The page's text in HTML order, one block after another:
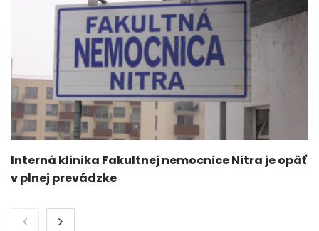
Interná klinika Fakultnej nemocnice Nitra je opäť
v plnej prevádzke